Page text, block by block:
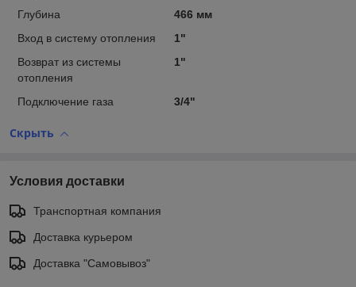
Глубина
466 мм
Вход в систему отопления
1"
Возврат из системы
отопления
1"
Подключение газа 3/4"
Скрыть
Условия доставки
Транспортная компания
Доставка курьером
Доставка "Самовывоз"